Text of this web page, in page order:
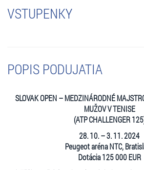
VSTUPENKY
POPIS PODUJATIA
SLOVAK OPEN – MEDZINÁRODNÉ
MUŽOV V TENISE
(ATP CHALLENGER
28. 10. – 3. 11. 2024
Peugeot aréna NTC,
Dotácia 125 000 EUR